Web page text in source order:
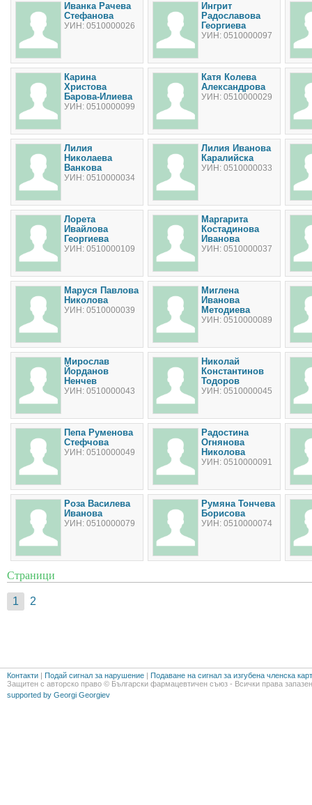
Иванка Рачева
Стефанова
УИН: 0510000026
Ингрит
Радославова
Георгиева
УИН: 0510000097
Карина
Христова
Барова-Илиева
УИН: 0510000099
Катя Колева
Александрова
УИН: 0510000029
Лилия
Николаева
Ванкова
УИН: 0510000034
Лилия Иванова
Каралийска
УИН: 0510000033
Лорета
Ивайлова
Георгиева
УИН: 0510000109
Маргарита
Костадинова
Иванова
УИН: 0510000037
Маруся Павлова
Николова
УИН: 0510000039
Миглена
Иванова
Методиева
УИН: 0510000089
Мирослав
Йорданов
Ненчев
УИН: 0510000043
Николай
Константинов
Тодоров
УИН: 0510000045
Пепа Руменова
Стефчова
УИН: 0510000049
Радостина
Огнянова
Николова
УИН: 0510000091
Роза Василева
Иванова
УИН: 0510000079
Румяна Тончева
Борисова
УИН: 0510000074
Страници
1 2
Контакти | Подай сигнал за нарушение | Подаване на сигнал за изгубена членска
Защитен с авторско право © Български фармацевтичен съюз - Всички права
supported by Georgi Georgiev